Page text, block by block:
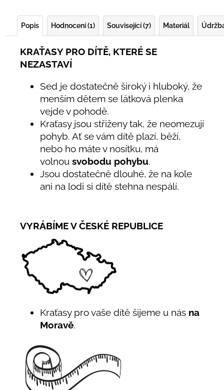
Popis Hodnocení (1) Související (7) Materiál
KRAŤASY PRO DÍTĚ, KTERÉ SE
NEZASTAVÍ
Sed je dostatečně široký i hluboký, že
menším dětem se látková plenka
vejde v pohodě.
Kraťasy jsou střiženy tak, že neomezují
pohyb. Ať se vám dítě plazí, běží,
nebo ho máte v nosítku, má
volnou svobodu pohybu.
Jsou dostatečně dlouhé, že na kole
ani na lodi si dítě stehna nespálí.
VYRÁBÍME V ČESKÉ REPUBLICE
Kraťasy pro vaše dítě šijeme u nás na
Moravě.